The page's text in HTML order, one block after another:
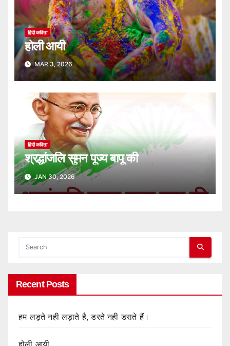
हिंदी कविता
होली आयी
MAR 3, 2026
हिंदी कविता
श्रद्धांजलि सुमन पूज्य बापू की
JAN 30, 2026
Recent Posts
हम लड़ते नही लड़ाते है, डरते नही डराते हैं।
होली आयी